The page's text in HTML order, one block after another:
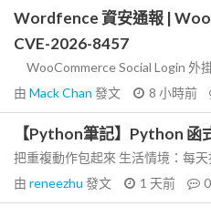
Wordfence 資安通報 |
CVE-2026-8457
WooCommerce Social Login 外
由 Mack Chan 發文 8 小時前
【Python筆記】Python 函
把重複動作包起來 生活情境：每天
由 reneezhu 發文 1 天前 0